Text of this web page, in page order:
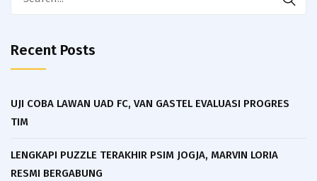
Recent Posts
UJI COBA LAWAN UAD FC, VAN GASTEL EVALUASI PROGRES
TIM
LENGKAPI PUZZLE TERAKHIR PSIM JOGJA, MARVIN LORIA
RESMI BERGABUNG